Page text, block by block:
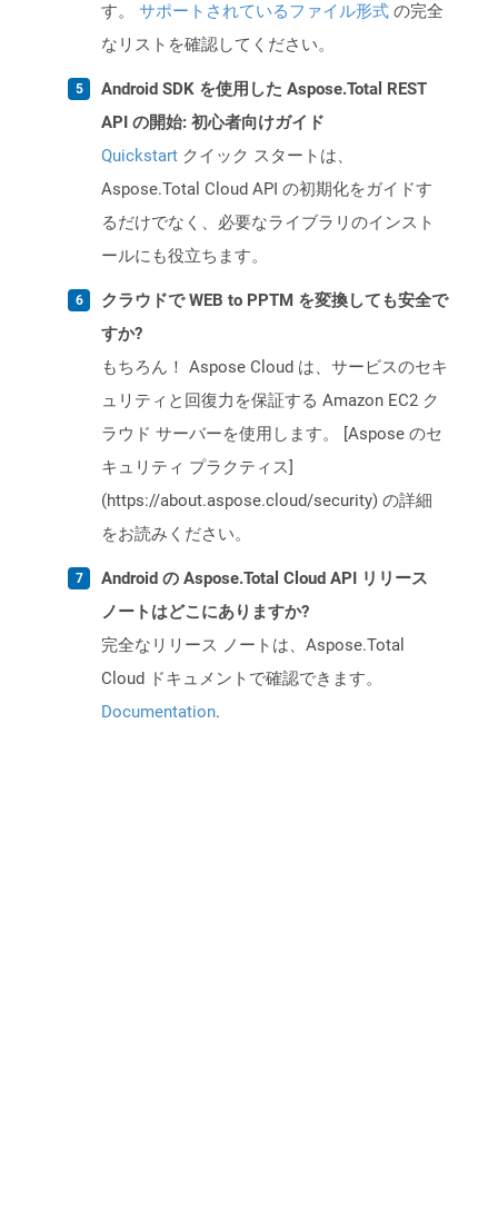
す。 サポートされているファイル形式 の完全
なリストを確認してください。
Android SDK を使用した Aspose.Total REST
API の開始: 初心者向けガイド
Quickstart クイック スタートは、
Aspose.Total Cloud API の初期化をガイドす
るだけでなく、必要なライブラリのインスト
ールにも役立ちます。
クラウドで WEB to PPTM を変換しても安全で
すか?
もちろん！ Aspose Cloud は、サービスのセキ
ュリティと回復力を保証する Amazon EC2 ク
ラウド サーバーを使用します。 [Aspose のセ
キュリティ プラクティス]
(https://about.aspose.cloud/security) の詳細
をお読みください。
Android の Aspose.Total Cloud API リリース
ノートはどこにありますか?
完全なリリース ノートは、Aspose.Total
Cloud ドキュメントで確認できます。
Documentation.